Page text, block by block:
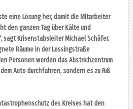
eine Lösung her, damit die Mitarbeiter
den ganzen Tag über Kälte und
sagt Krisenstabsleiter Michael Schäfer.
Räume in der Lessingstraße
Personen werden das Abstrichzentrum
Auto durchfahren, sondern es zu Fuß
des Kreises hat den